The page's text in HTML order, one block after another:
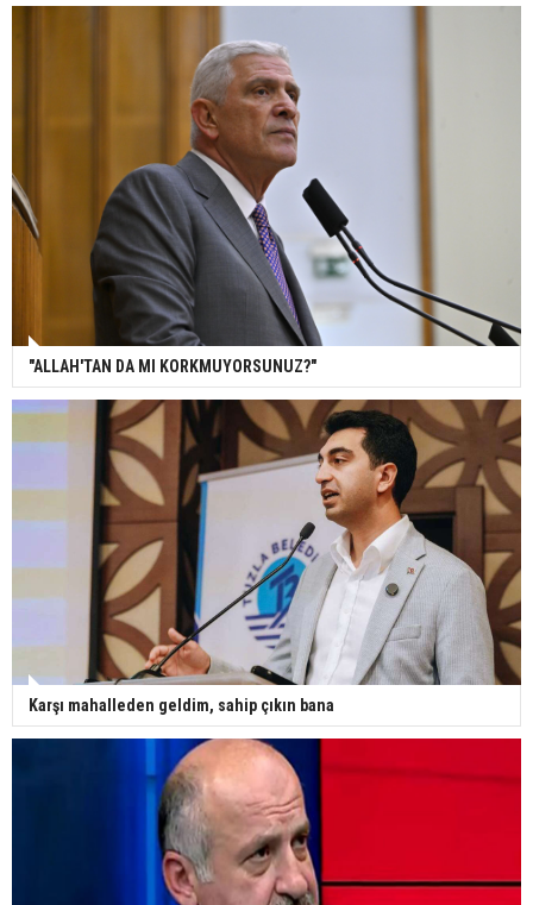
"ALLAH'TAN DA MI KORKMUYORSUNUZ?"
Karşı mahalleden geldim, sahip çıkın bana